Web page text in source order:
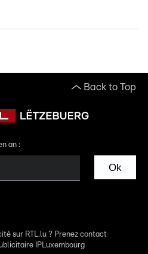
Back to Top
an :
Ok
sur RTL.lu ? Prenez contact
IPLuxembourg